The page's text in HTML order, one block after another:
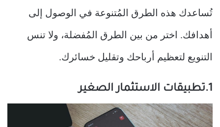
تُساعدك هذه الطرق المُتنوعة في الوصول إلى
أهدافك. اختر من بين الطرق المُفضلة، ولا تنس
التنويع لتعظيم أرباحك وتقليل خسائرك.
1.تطبيقات الاستثمار الصغير